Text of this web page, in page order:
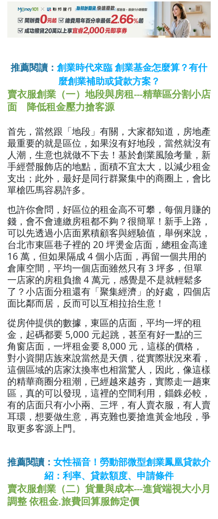
推薦閱讀： 創業時代來臨 創業基金怎麼算？有什
麼創業補助或貸款方案？
賣衣服創業（一）地段與房租---精華區分割小店
面 降低租金壓力搶客源
首先，當然跟「地段」有關，大家都知道，房地產
最重要的就是區位，如果沒有好地段，當然就沒有
人潮，生意也就做不下去！基於創業風險考量，新
手經營服飾店的地點，面積不宜太大，以減少租金
支出；此外，最好是同行群聚集中的商圈上，會比
單槍匹馬容易許多。
也許你會問，好區位的租金高不可攀，每個月賺的
錢，會不會連繳房租都不夠？很簡單！新手上路，
可以先透過小店面累積顧客與經驗值，舉例來說，
台北市東區巷子裡的 20 坪燙金店面，總租金高達
16 萬，但如果隔成 4 個小店面，再留一個共用的
倉庫空間，平均一個店面雖然只有 3 坪多，但單
一店家的房租負擔 4 萬元，感覺是不是就輕鬆多
了？小店面分租還有「聚集經濟」的好處，四個店
面比鄰而居，反而可以互相拉抬生意！
從房仲提供的數據，東區的店面，平均一坪的租
金，起碼都要 5,000 元起跳，甚至有好一點的三
角窗店面，一坪租金要 8,000 元，這樣的價格，
對小資開店族來說當然是天價，從實際狀況來看，
這個區域的店家汰換率也相當驚人，因此，像這樣
的精華商圈分租潮，已經越來越夯，實際走一趟東
區，真的可以發現，這裡的空間利用，錙銖必較，
有的店面只有小小兩、三坪，有人賣衣服，有人賣
耳環，想要做生意，再克難也要搶進黃金地段，爭
取更多客源上門。
推薦閱讀： 女性福音！勞動部微型創業鳳凰貸款介
紹：利率、貸款額度、申請條件
賣衣服創業（二）貨量與成本---進貨端視大小月
調整 依租金.旅費回算服飾定價